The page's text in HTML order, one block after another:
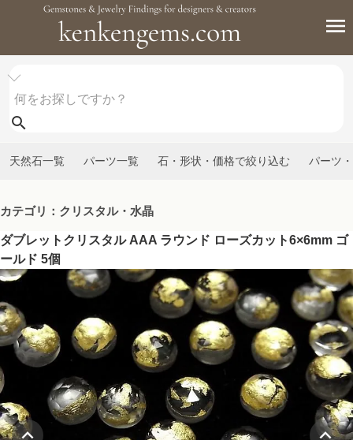
天然石一覧 パーツ一覧 石・形状・価格で絞り込む パーツ
カテゴリ：クリスタル・水晶
ダブレットクリスタル AAA ラウンド ローズカット6×6mm ゴ
ールド 5個